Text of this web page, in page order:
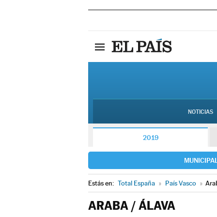
NOTICIAS
2019
Estás en: Total España » País Vasco »
ARABA / ÁLAVA